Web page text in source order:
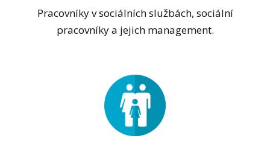
Pracovníky v sociálních službách, sociální
pracovníky a jejich management.